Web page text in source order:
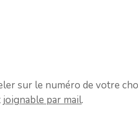
sur le numéro de votre
joignable par mail.